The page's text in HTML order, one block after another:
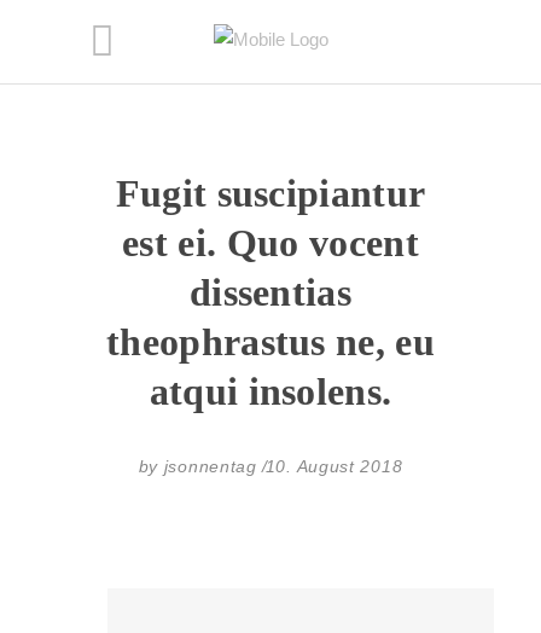
Fugit suscipiantur
est ei. Quo vocent
dissentias
theophrastus ne, eu
atqui insolens.
by jsonnentag 10. August 2018